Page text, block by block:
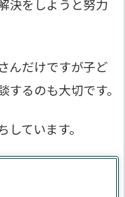
決をしようと努力
んだけですが子ど
るのも大切です。
ています。